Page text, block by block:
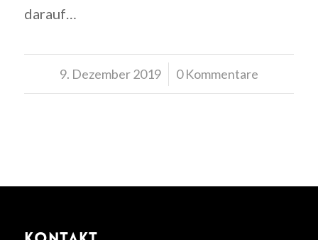
darauf…
9. Dezember 2019
/ 0 Kommentare